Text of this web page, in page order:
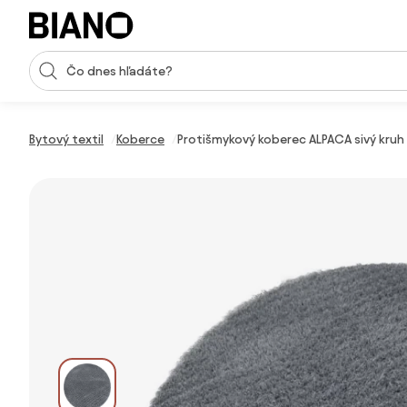
Preskočiť navigáciu, prejsť na obsah
Vstup pre vyhľadávanie
Bytový textil Koberce Protišmykový koberec ALPACA sivý kruh